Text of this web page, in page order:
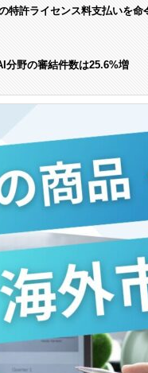
特許ライセンス料支払いを命
野の審結件数は25.6%増